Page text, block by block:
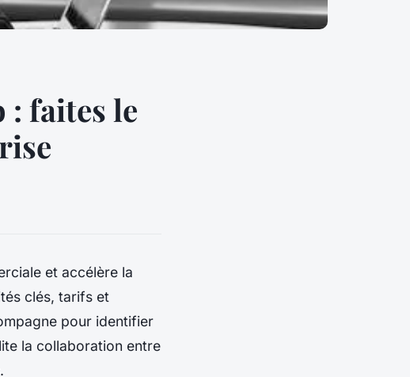
: faites le
et accélère la
clés, tarifs et
pour identifier
la collaboration entre